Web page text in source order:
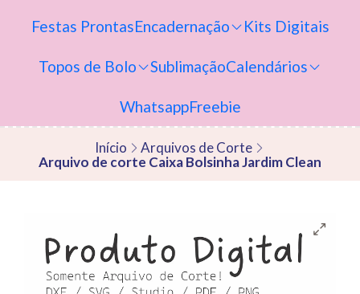
Festas ProntasEncadernação Kits Digitais
Topos de Bolo SublimaçãoCalendários
WhatsappFreebie
Início
Arquivos de Corte
Arquivo de corte Caixa Bolsinha Jardim Clean